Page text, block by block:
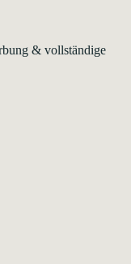
& vollständige